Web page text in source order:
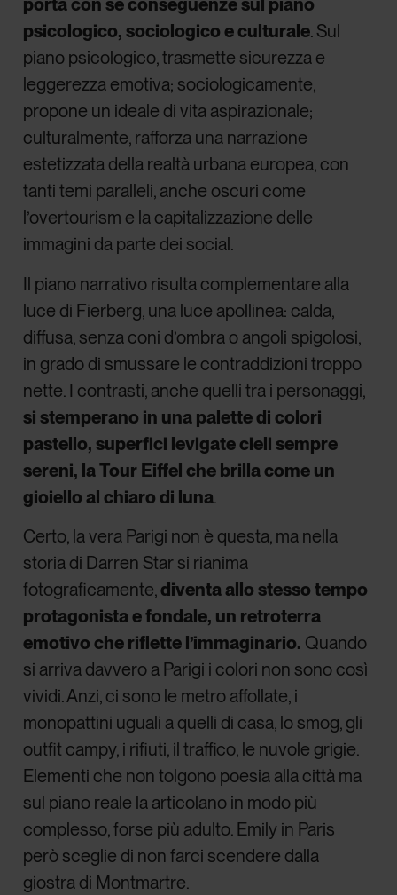
porta con sé conseguenze sul piano
psicologico, sociologico e culturale. Sul
piano psicologico, trasmette sicurezza e
leggerezza emotiva; sociologicamente,
propone un ideale di vita aspirazionale;
culturalmente, rafforza una narrazione
estetizzata della realtà urbana europea, con
tanti temi paralleli, anche oscuri come
l’overtourism e la capitalizzazione delle
immagini da parte dei social.
Il piano narrativo risulta complementare alla
luce di Fierberg, una luce apollinea: calda,
diffusa, senza coni d’ombra o angoli spigolosi,
in grado di smussare le contraddizioni troppo
nette. I contrasti, anche quelli tra i personaggi,
si stemperano in una palette di colori
pastello, superfici levigate cieli sempre
sereni, laTour Eiffel che brilla come un
gioiello al chiaro di luna.
Certo, la vera Parigi non è questa, ma nella
storia di Darren Star si rianima
fotograficamente,diventa allo stesso tempo
protagonista e fondale, un retroterra
emotivo che riflette l’immaginario. Quando
si arriva davvero a Parigi i colori non sono così
vividi. Anzi, ci sono le metro affollate, i
monopattini uguali a quelli di casa, lo smog, gli
outfit campy, i rifiuti, il traffico, le nuvole grigie.
Elementi che non tolgono poesia alla città ma
sul piano reale la articolano in modo più
complesso, forse più adulto. Emily in Paris
però sceglie di non farci scendere dalla
giostra di Montmartre.